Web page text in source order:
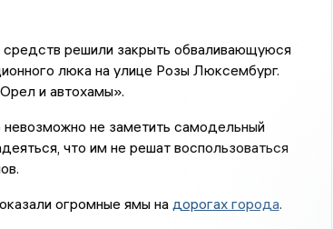
решили закрыть обваливающуюся
люка на улице Розы Люксембург.
и автохамы».
не заметить самодельный
что им не решат воспользоваться
огромные ямы на дорогах города.